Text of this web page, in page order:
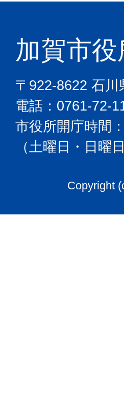
加賀市役
〒922-8622 石
電話：0761-72-
市役所開庁時間
（土曜日・日曜
Copyright